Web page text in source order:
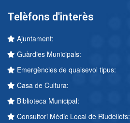
Telèfons d'interès
Ajuntament:
Guàrdies Municipals:
Emergències de qualsevol tipus:
Casa de Cultura:
Biblioteca Municipal:
Consultori Mèdic Local de Riudellots: